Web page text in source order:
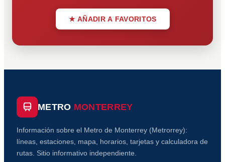
★ AÑADIR A FAVORITOS
METRO MONTERREY
Información sobre el Metro de Monterrey (Metrorrey):
líneas, estaciones, mapa, horarios, tarjetas y calculadora de
rutas. Sitio informativo independiente.